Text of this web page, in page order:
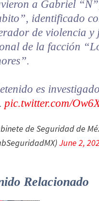
a Gabriel
identificado
de violencia y
de la facción
es
pic.twitter.com/
de Seguridad de
June 2,
Relacionado